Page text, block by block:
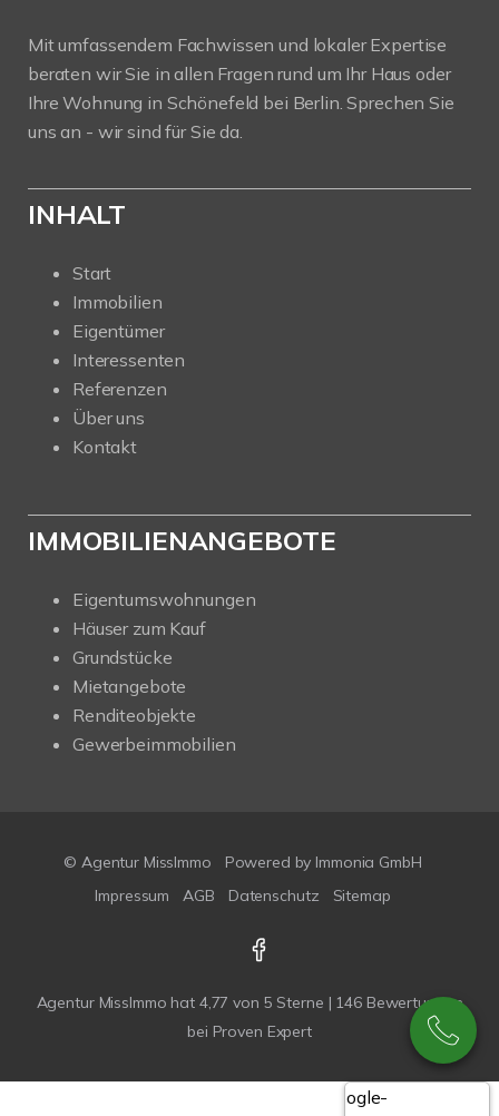
Mit umfassendem Fachwissen und lokaler Expertise
beraten wir Sie in allen Fragen rund um Ihr Haus oder
Ihre Wohnung in Schönefeld bei Berlin. Sprechen Sie
uns an - wir sind für Sie da.
INHALT
Start
Immobilien
Eigentümer
Interessenten
Referenzen
Über uns
Kontakt
IMMOBILIENANGEBOTE
Eigentumswohnungen
Häuser zum Kauf
Grundstücke
Mietangebote
Renditeobjekte
Gewerbeimmobilien
© Agentur MissImmo Powered by Immonia GmbH
Impressum
AGB Datenschutz Sitemap
Agentur MissImmo hat 4,77 von 5 Sterne | 146Bewertungen
bei Proven Expert
Google-